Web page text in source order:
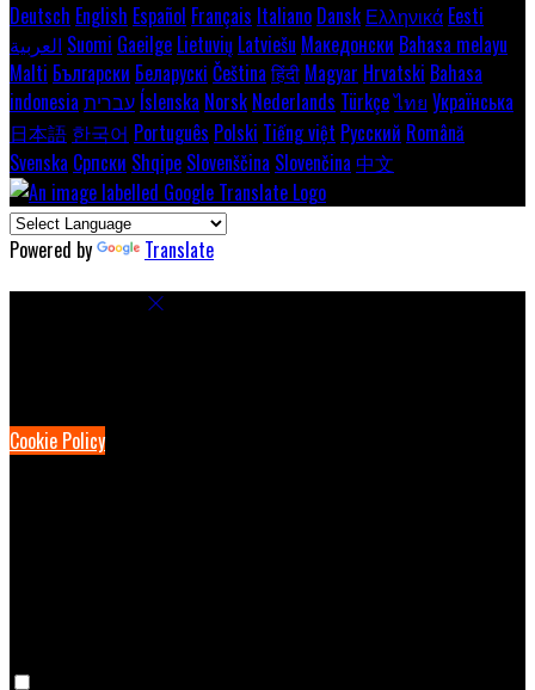
Deutsch English Español Français Italiano Dansk Ελληνικά Eesti
العربية Suomi Gaeilge Lietuvių Latviešu Македонски Bahasa melayu
Malti Български Беларускі Čeština हिंदी Magyar Hrvatski Bahasa
indonesia עברית Íslenska Norsk Nederlands Türkçeไทย Українська
日本語 한국어 Português Polski Tiếng việt Русский Română
Svenska Српски Shqipe Slovenščina Slovenčina 中文
Powered by Translate
Cookie Policy